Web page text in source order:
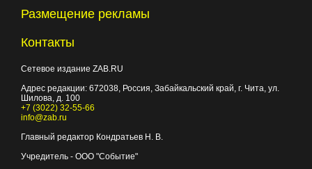
Размещение рекламы
Контакты
Сетевое издание ZAB.RU
Адрес редакции: 672038 , Россия, Забайкальский край, г. Чита ул.
Шилова, д. 100
+7 (3022) 32-55-66
info@zab.ru
Главный редактор Кондратьев Н. В.
Учредитель - ООО "Событие"